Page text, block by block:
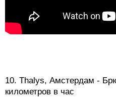
10. Thalys, Амстердам -
километров в час